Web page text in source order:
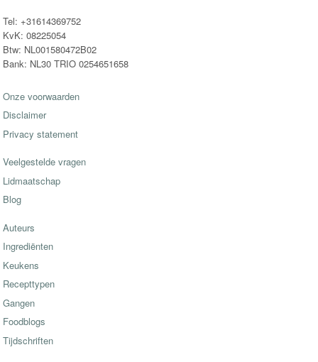
Tel: +31614369752
KvK: 08225054
Btw: NL001580472B02
Bank: NL30 TRIO 0254651658
Onze voorwaarden
Disclaimer
Privacy statement
Veelgestelde vragen
Lidmaatschap
Blog
Auteurs
Ingrediënten
Keukens
Recepttypen
Gangen
Foodblogs
Tijdschriften